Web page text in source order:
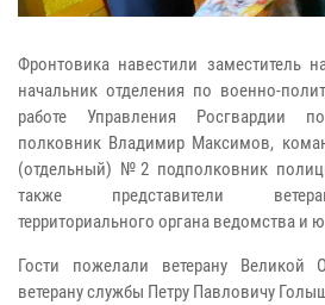
Фронтовика навестили заместитель
начальник отделения по военно-
работе Управления Росгвардии
полковник Владимир Максимов,
(отдельный) №2 подполковник
также представители
территориального органа ведомства и
Гости пожелали ветерану Великой
ветерану службы Петру Павловичу